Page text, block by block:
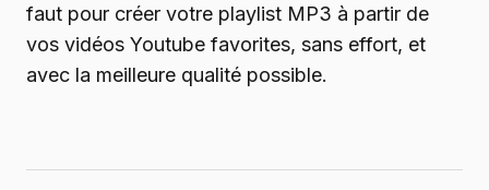
faut pour créer votre playlist MP3 à partir de
vos vidéos Youtube favorites, sans effort, et
avec la meilleure qualité possible.